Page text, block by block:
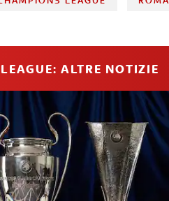
ALTRE NOTIZIE